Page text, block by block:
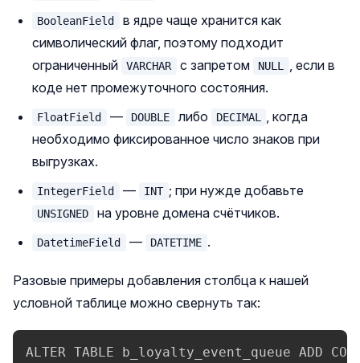
BooleanField
в ядре чаще хранится как
символический флаг, поэтому подходит
ограниченный
VARCHAR с запретом NULL
, если в
коде нет промежуточного состояния.
FloatField — DOUBLE либо DECIMAL
, когда
необходимо фиксированное число знаков при
выгрузках.
IntegerField — INT ; при нужде добавьте
UNSIGNED на уровне домена счётчиков.
DatetimeField — DATETIME .
Разовые примеры добавления столбца к нашей
условной таблице можно свернуть так:
ALTER TABLE b_loyalty_event_queue ADD